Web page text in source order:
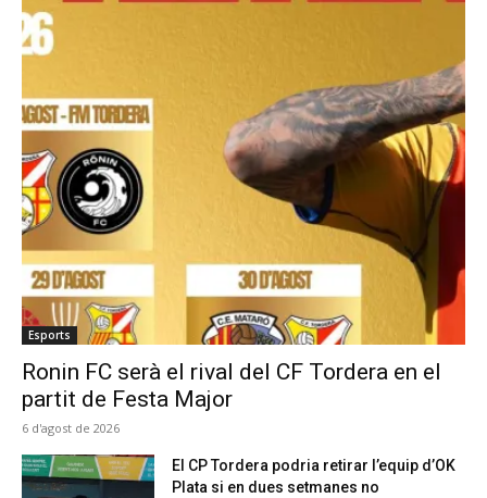
Esports
Ronin FC serà el rival del CF Tordera en el
partit de Festa Major
6 d'agost de 2026
El CP Tordera podria retirar l’equip d’OK
Plata si en dues setmanes no